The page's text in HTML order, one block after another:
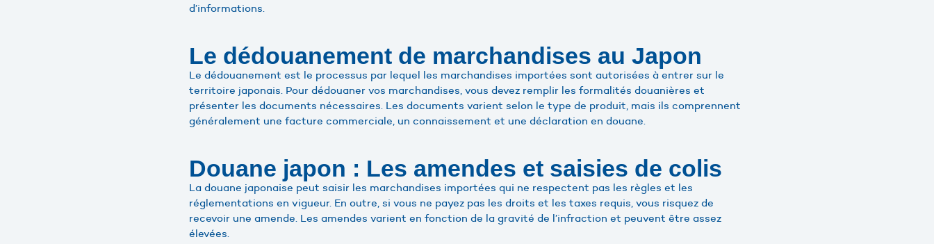
d’informations.
Le dédouanement de marchandises au Japon
Le dédouanement est le processus par lequel les marchandises importées sont autorisées à entrer sur le
territoire japonais. Pour dédouaner vos marchandises, vous devez remplir les formalités douanières et
présenter les documents nécessaires. Les documents varient selon le type de produit, mais ils comprennent
généralement une facture commerciale, un connaissement et une déclaration en douane.
Douane japon : Les amendes et saisies de colis
La douane japonaise peut saisir les marchandises importées qui ne respectent pas les règles et les
réglementations en vigueur. En outre, si vous ne payez pas les droits et les taxes requis, vous risquez de
recevoir une amende. Les amendes varient en fonction de la gravité de l’infraction et peuvent être assez
élevées.